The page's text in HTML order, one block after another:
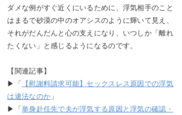
ダメな例がすぐ近くにいるために、浮気相手のこと
はまるで砂漠の中のオアシスのように輝いて見え、
それがだんだんと心の支えになり、いつしか「離れ
たくない」と感じるようになるのです。
【関連記事】
▶「 【慰謝料請求可能】セックスレス原因での浮気
は違法なのか 」
▶「単身赴任先で夫が浮気する原因と浮気の確認・